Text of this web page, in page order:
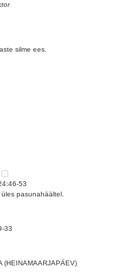
silme ees.
53
pasunahäältel.
33
(HEINAMAARJAPÄEV)